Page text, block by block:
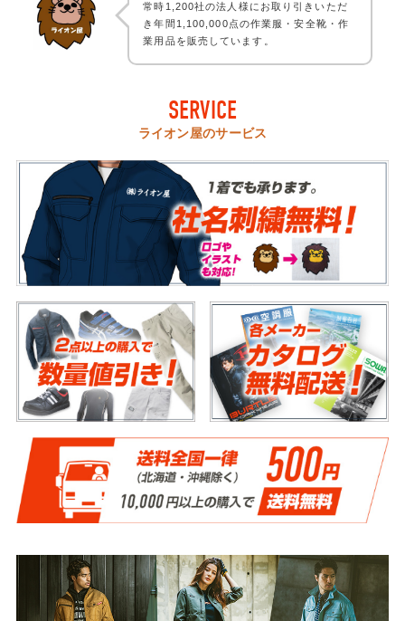
常時1,200社の法人様にお取り引きいただ
き年間1,100,000点の作業服・安全靴・作
業用品を販売しています。
SERVICE
ライオン屋のサービス